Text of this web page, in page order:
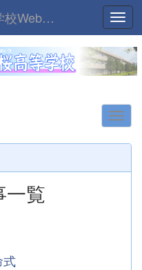
群馬県立桐生清桜高等学校Webサイト
一覧
式